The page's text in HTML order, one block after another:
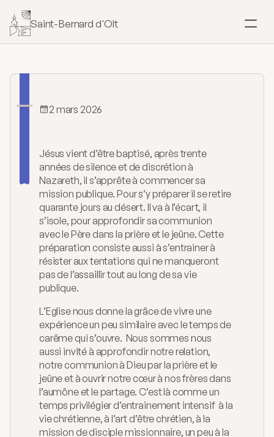
Saint-Bernard d'Olt
Catéchèse
Mouvements
Chemin de St-Jacques
À propos
Homélies
Contact
Baptême
Mariage
Eucharistie
Onction
Pardon
2 mars 2026
Jésus vient d’être baptisé, après trente
années de silence et de discrétion à
Nazareth, il s’apprête à commencer sa
mission publique. Pour s’y préparer il se retire
quarante jours au désert. Il va à l’écart, il
s’isole, pour approfondir sa communion
avec le Père dans la prière et le jeûne. Cette
préparation consiste aussi à s’entrainer à
résister aux tentations qui ne manqueront
pas de l’assaillir tout au long de sa vie
publique.
L’Eglise nous donne la grâce de vivre une
expérience un peu similaire avec le temps de
carême qui s’ouvre.  Nous sommes nous
aussi invité à approfondir notre relation,
notre communion à Dieu par la prière et le
jeûne et à ouvrir notre cœur à nos frères dans
l’aumône et le partage. C’est là comme un
temps privilégier d’entrainement intensif  à la
vie chrétienne, à l’art d’être chrétien, à la
mission de disciple missionnaire, un peu à la